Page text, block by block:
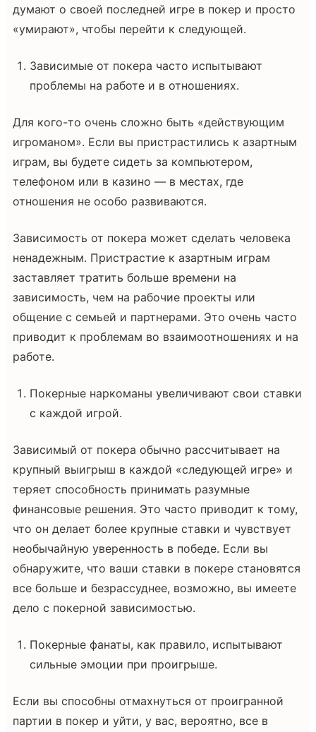
думают о своей последней игре в покер и просто
«умирают», чтобы перейти к следующей.
Зависимые от покера часто испытывают
проблемы на работе и в отношениях.
Для кого-то очень сложно быть «действующим
игроманом». Если вы пристрастились к азартным
играм, вы будете сидеть за компьютером,
телефоном или в казино — в местах, где
отношения не особо развиваются.
Зависимость от покера может сделать человека
ненадежным. Пристрастие к азартным играм
заставляет тратить больше времени на
зависимость, чем на рабочие проекты или
общение с семьей и партнерами. Это очень часто
приводит к проблемам во взаимоотношениях и на
работе.
Покерные наркоманы увеличивают свои ставки
с каждой игрой.
Зависимый от покера обычно рассчитывает на
крупный выигрыш в каждой «следующей игре» и
теряет способность принимать разумные
финансовые решения. Это часто приводит к тому,
что он делает более крупные ставки и чувствует
необычайную уверенность в победе. Если вы
обнаружите, что ваши ставки в покере становятся
все больше и безрассуднее, возможно, вы имеете
дело с покерной зависимостью.
Покерные фанаты, как правило, испытывают
сильные эмоции при проигрыше.
Если вы способны отмахнуться от проигранной
партии в покер и уйти, у вас, вероятно, все в